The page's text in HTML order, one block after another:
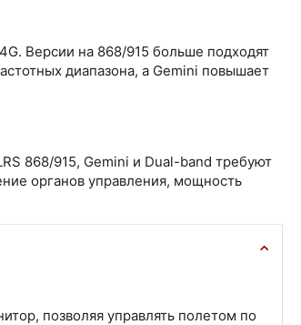
Версии на 868/915 больше подходят
диапазона, а Gemini повышает
868/915, Gemini и Dual-band требуют
органов управления, мощность
позволяя управлять полетом по